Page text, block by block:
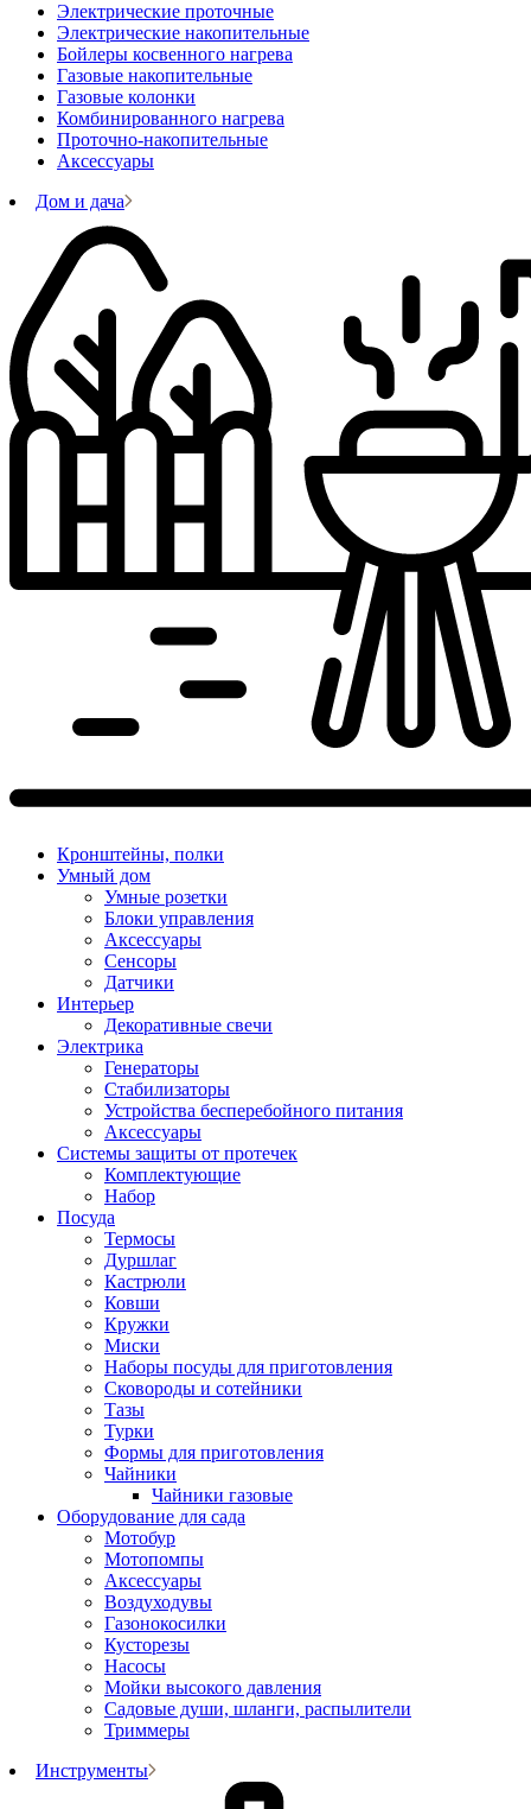
Электрические проточные
Электрические накопительные
Бойлеры косвенного нагрева
Газовые накопительные
Газовые колонки
Комбинированного нагрева
Проточно-накопительные
Аксессуары
Дом и дача
Кронштейны, полки
Умный дом
Умные розетки
Блоки управления
Аксессуары
Сенсоры
Датчики
Интерьер
Декоративные свечи
Электрика
Генераторы
Стабилизаторы
Устройства бесперебойного питания
Аксессуары
Системы защиты от протечек
Комплектующие
Набор
Посуда
Термосы
Дуршлаг
Кастрюли
Ковши
Кружки
Миски
Наборы посуды для приготовления
Сковороды и сотейники
Тазы
Турки
Формы для приготовления
Чайники
Чайники газовые
Оборудование для сада
Мотобур
Мотопомпы
Аксессуары
Воздуходувы
Газонокосилки
Кусторезы
Насосы
Мойки высокого давления
Садовые души, шланги, распылители
Триммеры
Инструменты